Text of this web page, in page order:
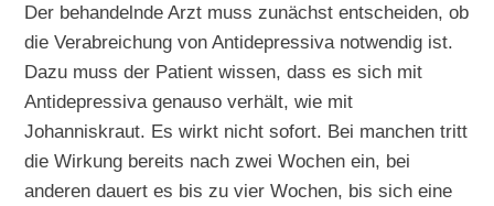
Der behandelnde Arzt muss zunächst entscheiden, ob
die Verabreichung von Antidepressiva notwendig ist.
Dazu muss der Patient wissen, dass es sich mit
Antidepressiva genauso verhält, wie mit
Johanniskraut. Es wirkt nicht sofort. Bei manchen tritt
die Wirkung bereits nach zwei Wochen ein, bei
anderen dauert es bis zu vier Wochen, bis sich eine